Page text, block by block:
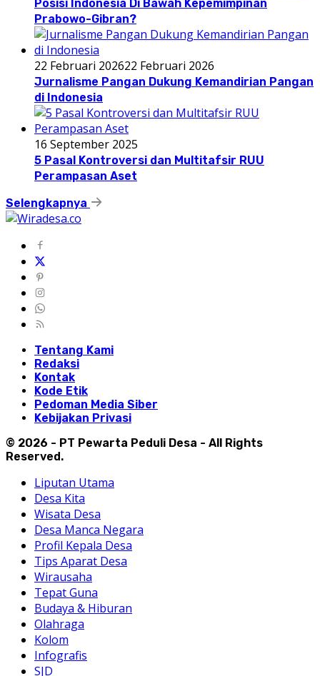
Posisi Indonesia Di Bawah Kepemimpinan
Prabowo-Gibran?
22 Februari 202622 Februari 2026
Jurnalisme Pangan Dukung Kemandirian Pangan
di Indonesia
16 September 2025
5 Pasal Kontroversi dan Multitafsir RUU
Perampasan Aset
Selengkapnya
Tentang Kami
Redaksi
Kontak
Kode Etik
Pedoman Media Siber
Kebijakan Privasi
© 2026 - PT Pewarta Peduli Desa - All Rights
Reserved.
Liputan Utama
Desa Kita
Wisata Desa
Desa Manca Negara
Profil Kepala Desa
Tips Aparat Desa
Wirausaha
Tepat Guna
Budaya & Hiburan
Olahraga
Kolom
Infografis
SJD